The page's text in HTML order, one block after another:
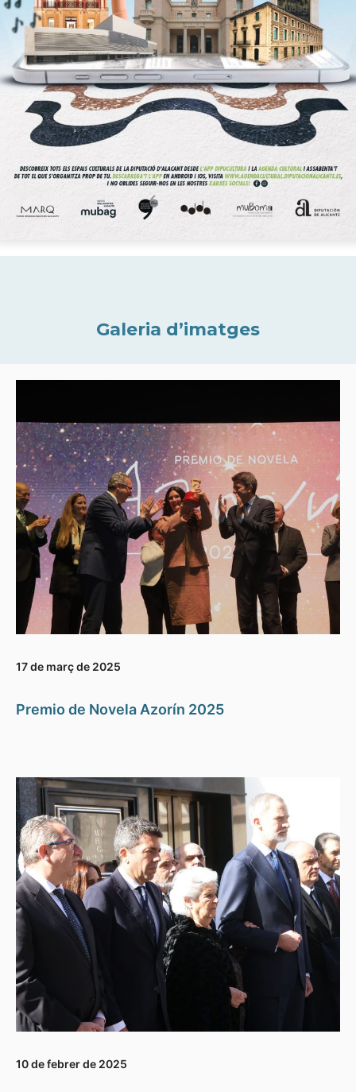
Galeria d’imatges
17 de març de 2025
Premio de Novela Azorín 2025
10 de febrer de 2025